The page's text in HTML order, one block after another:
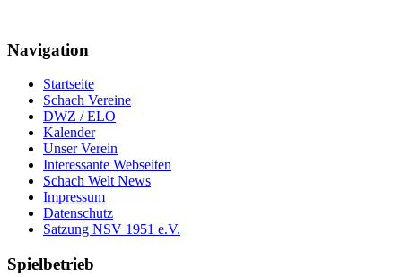
Navigation
Startseite
Schach Vereine
DWZ / ELO
Kalender
Unser Verein
Interessante Webseiten
Schach Welt News
Impressum
Datenschutz
Satzung NSV 1951 e.V.
Spielbetrieb